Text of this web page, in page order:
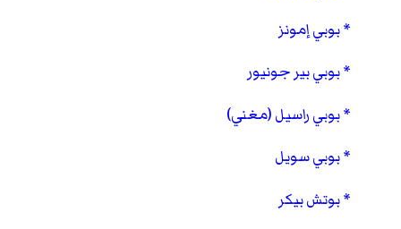
بوبي إمونز
بوبي بير جونيور
بوبي راسيل (مغني)
بوبي سويل
بوتش بيكر